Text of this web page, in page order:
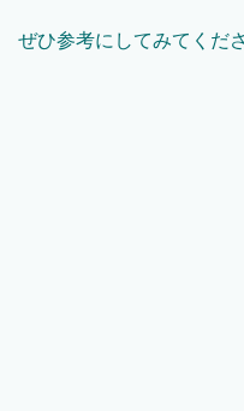
ぜひ参考にしてみてくだ